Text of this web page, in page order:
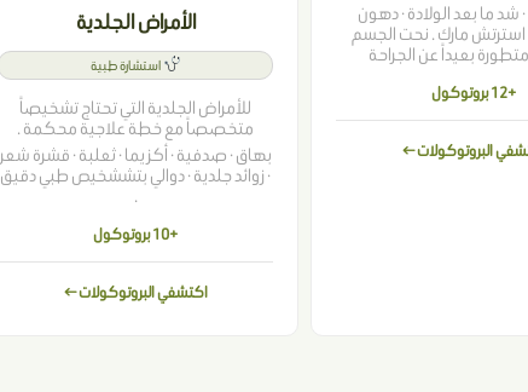
شد ما بعد الولادة · دهون
مارك . نحت الجسم
بعيداً عن الجراحة
+12 بروتوكول
البروتوكولات ←
الأمراض الجلدية
استشارة طبية
للأمراض الجلدية التي تحتاج تشخيصاً
متخصصاً مع خطة علاجية محكمة .
بهاق · صدفية · أكزيما · ثعلبة · قشرة شعر
· زوائد جلدية · دوالي بتششخيص طبي دقيق
.
+10 بروتوكول
اكتشفي البروتوكولات ←